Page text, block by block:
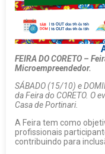
FEIRA DO CORETO –
Microempreendedor.
SÁBADO (15/10) e
da Feira do CORETO. O
Casa de Portinari.
A Feira tem como
profissionais
contribuindo para